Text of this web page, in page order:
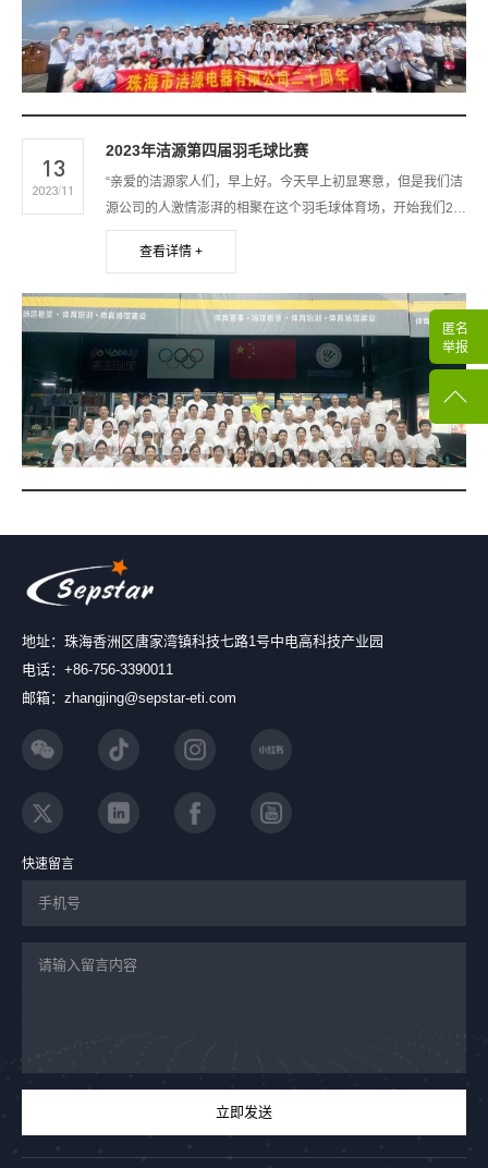
13
2023/11
2023年洁源第四届羽毛球比赛
“亲爱的洁源家人们，早上好。今天早上初显寒意，但是我们洁
源公司的人激情澎湃的相聚在这个羽毛球体育场，开始我们20
23年度的羽毛球比赛。”2023年11月12日9：00，在洁源电器
总经理谭辉先生热情洋溢的赛前动员、运动员们斗志昂扬的叫
幕。
查看详情 +
地址：珠海香洲区唐家湾镇科技七路1号中电高科技产业园
电话：+86-756-3390011
邮箱：zhangjing@sepstar-eti.com
快速留言
匿名
举报